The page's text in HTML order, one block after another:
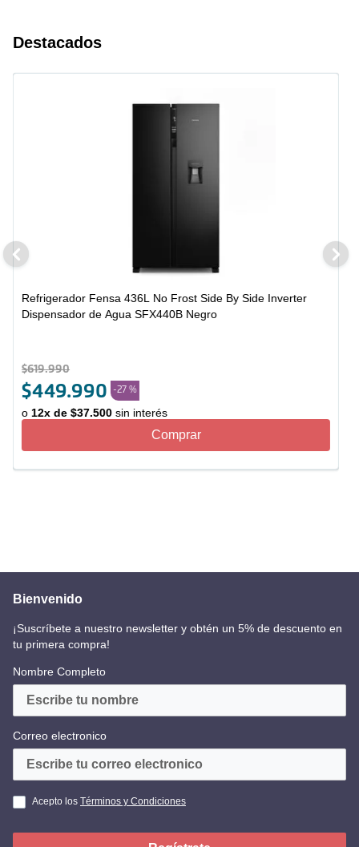
Destacados
Refrigerador Fensa 436L No Frost Side By Side Inverter
Dispensador de Agua SFX440B Negro
$619.990
$449.990 -27 %
o 12x de $37.500 sin interés
Comprar
Bienvenido
¡Suscríbete a nuestro newsletter y obtén un 5% de descuento en
tu primera compra!
Nombre Completo
Correo electronico
Acepto los Términos y Condiciones